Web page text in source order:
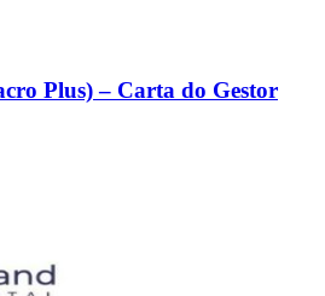
Plus) – Carta do Gestor